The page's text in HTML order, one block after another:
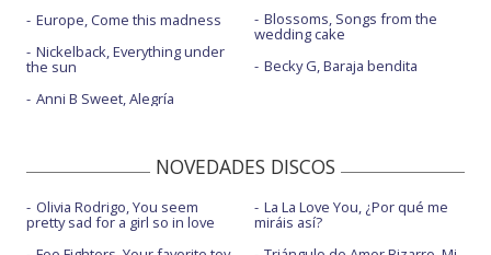
Europe, Come this madness
Nickelback, Everything under
the sun
Anni B Sweet, Alegría
Blossoms, Songs from the
wedding cake
Becky G, Baraja bendita
NOVEDADES DISCOS
Olivia Rodrigo, You seem
pretty sad for a girl so in love
La La Love You, ¿Por qué me
miráis así?